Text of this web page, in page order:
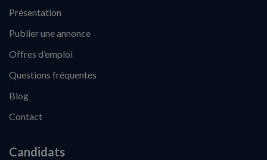
Présentation
Publier une annonce
Offres d’emploi
Questions fréquentes
Blog
Contact
Candidats